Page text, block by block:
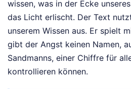
wissen, was in der Ecke
das Licht erlischt. Der Text
unserem Wissen aus. Er spielt
gibt der Angst keinen Namen,
Sandmanns, einer Chiffre für
kontrollieren können.